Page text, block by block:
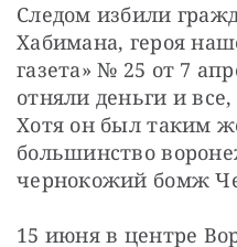
Следом избили
Хабимана, героя
газета» № 25 от 7
отняли деньги и
Хотя он был таким
большинство
чернокожий бомж
15 июня в центре